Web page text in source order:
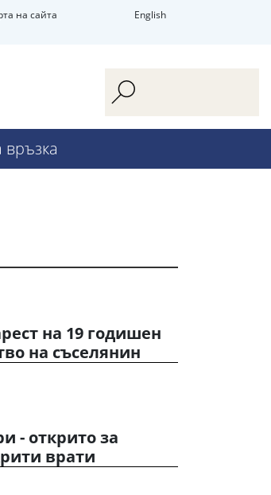
на сайта English
на 19 годишен
на съселянин
- открито за
врати